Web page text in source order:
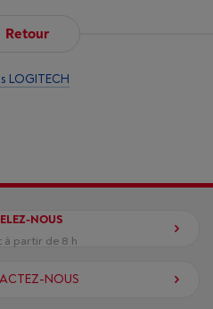
Retour
LOGITECH
NOUS
à partir de 8 h
NOUS